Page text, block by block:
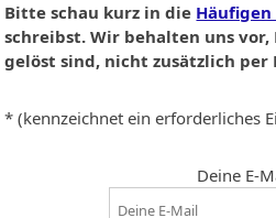
Bitte schau kurz in die Häufigen
schreibst. Wir behalten uns
gelöst sind, nicht zusätzlich per
* (kennzeichnet ein erforderliches
Deine E-